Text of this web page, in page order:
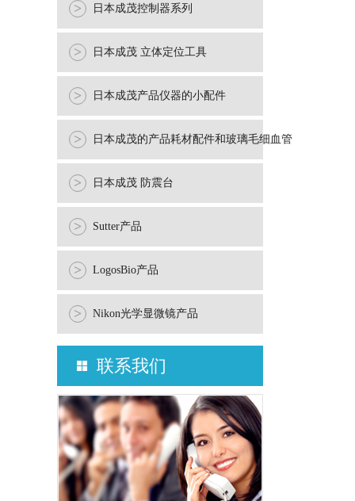
> 日本成茂控制器系列
> 日本成茂 立体定位工具
> 日本成茂产品仪器的小配件
> 日本成茂的产品耗材配件和玻璃毛细血管
> 日本成茂 防震台
> Sutter产品
> LogosBio产品
> Nikon光学显微镜产品
联系我们